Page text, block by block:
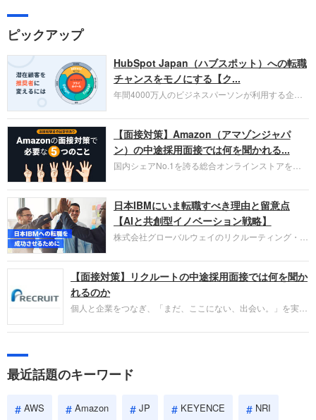
ピックアップ
HubSpot Japan（ハブスポット）への転職
チャンスをモノにする【ク...
年間4000万人のビジネスパーソンが利用する企業
お勧めするイチオシ企業をご紹介します。今回はク
ラウド型CRMプラットフォームを提供する
HubSpot Japan（ハブスポット・ジャパン）株式会
社です。採用面接対策の企業研究にご活用くださ
い。
【面接対策】Amazon（アマゾンジャパ
ン）の中途採用面接では何を聞かれる...
国内シェアNo.1を誇る総合オンラインストアを運
圧倒的な存在感を持つAmazon。中途採用面接では
過去の具体的な業務成果やリーダーシップの発揮、
失敗からの学びが重視され、人間性やカルチャーフ
ィットも評価対象となり、長期的に成長できる仲間
であるかを多角的に審査されます。
日本IBMにいま転職すべき理由と留意点
【AIと共創型イノベーション戦略】
株式会社グローバルウェイのリクルーティング・パ
パーソンが利用する企業口コミサイト「キャリコ
ネ」の転職エージェントがお勧めするイチオシ企業
IBMです。採用面接対策の企業研究にご活用くださ
い。
【面接対策】リクルートの中途採用面接では何を聞か
れるのか
個人と企業をつなぎ、「まだ、ここにない、出会い。」を実現
やこれまでの成果を具体的に問われるほか、「人間性」も評価
しょう。
最近話題のキーワード
AWS Amazon JP KEYENCE NRI